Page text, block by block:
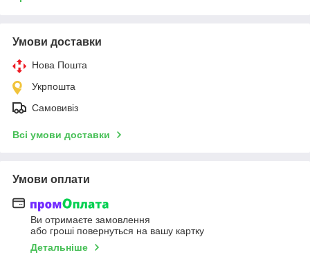
Умови доставки
Нова Пошта
Укрпошта
Самовивіз
Всі умови доставки
Умови оплати
Ви отримаєте замовлення
або гроші повернуться на вашу картку
Детальніше